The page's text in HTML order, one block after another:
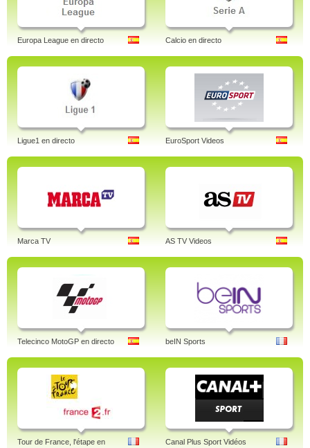
Europa League en directo Calcio en directo
Ligue1 en directo EuroSport Videos
Marca TV AS TV Videos
Telecinco MotoGP en directo beIN Sports
Tour de France, l'étape en
Canal Plus Sport Vidéos